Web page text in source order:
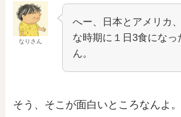
なりさん
へー、日本とアメリカ
な時期に１日3食になっ
ん。
そう、そこが面白いところなんよ。